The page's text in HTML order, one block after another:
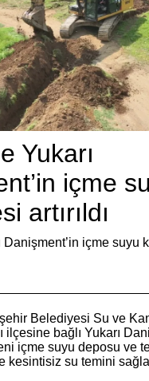
Yukarı
içme
artırıldı
içme suyu
Belediyesi Su ve
ilçesine bağlı Yukarı
içme suyu deposu ve
kesintisiz su temini